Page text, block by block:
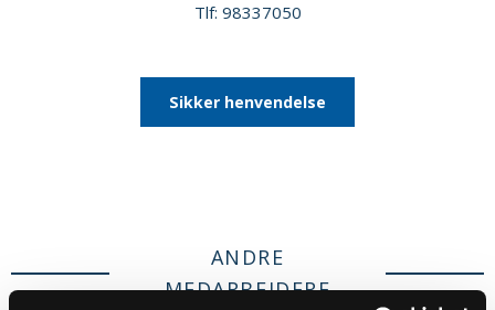
Tlf: 98337050
Sikker henvendelse
ANDRE
MEDARBEJDERE